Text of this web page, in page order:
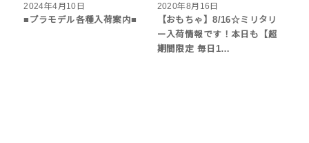
2024年4月10日
■プラモデル各種入荷案内■
2020年8月16日
【おもちゃ】8/16☆ミリタリ
ー入荷情報です！本日も【超
期間限定 毎日1…